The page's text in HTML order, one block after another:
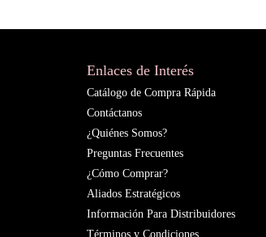
Enlaces de Interés
Catálogo de Compra Rápida
Contáctanos
¿Quiénes Somos?
Preguntas Frecuentes
¿Cómo Comprar?
Aliados Estratégicos
Información Para Distribuidores
Términos y Condiciones